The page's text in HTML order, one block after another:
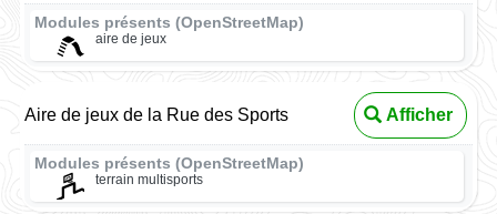
Modules présents (OpenStreetMap)
aire de jeux
Aire de jeux de la Rue des Sports Afficher
Modules présents (OpenStreetMap)
terrain multisports